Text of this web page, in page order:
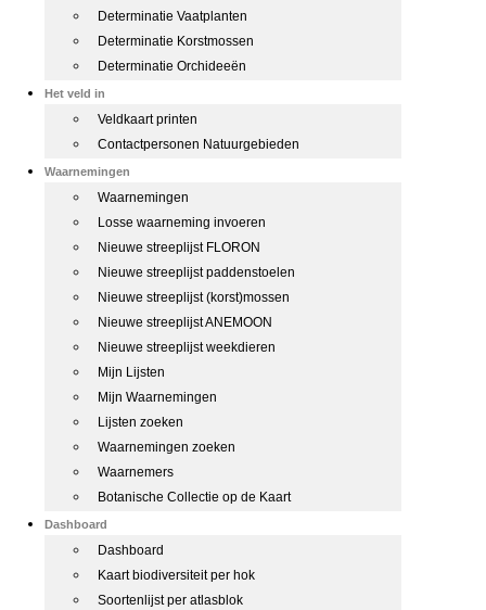
Determinatie Vaatplanten
Determinatie Korstmossen
Determinatie Orchideeën
Het veld in
Veldkaart printen
Contactpersonen Natuurgebieden
Waarnemingen
Waarnemingen
Losse waarneming invoeren
Nieuwe streeplijst FLORON
Nieuwe streeplijst paddenstoelen
Nieuwe streeplijst (korst)mossen
Nieuwe streeplijst ANEMOON
Nieuwe streeplijst weekdieren
Mijn Lijsten
Mijn Waarnemingen
Lijsten zoeken
Waarnemingen zoeken
Waarnemers
Botanische Collectie op de Kaart
Dashboard
Dashboard
Kaart biodiversiteit per hok
Soortenlijst per atlasblok